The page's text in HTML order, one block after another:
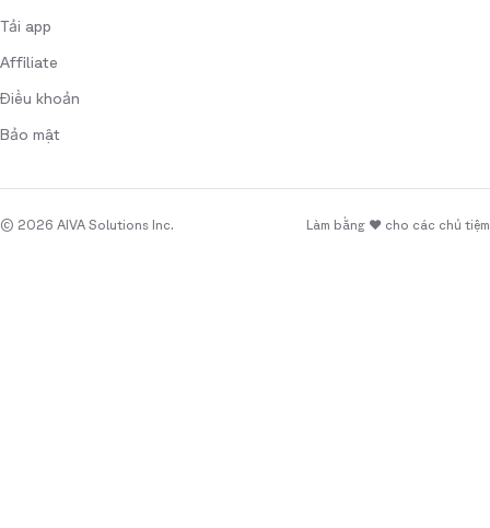
Tải app
Affiliate
Điều khoản
Bảo mật
© 2026 AIVA Solutions Inc. Làm bằng ♥ cho các chủ tiệm